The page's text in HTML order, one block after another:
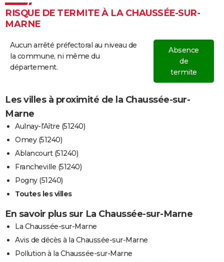
RISQUE DE TERMITE À LA CHAUSSÉE-SUR-
MARNE
Aucun arrêté préfectoral au niveau de
la commune, ni même du
département.
Absence
de
termite
Les villes à proximité de la Chaussée-sur-
Marne
Aulnay-l'Aître (51240)
Omey (51240)
Ablancourt (51240)
Francheville (51240)
Pogny (51240)
Toutes les villes
En savoir plus sur La Chaussée-sur-Marne
La Chaussée-sur-Marne
Avis de décès à la Chaussée-sur-Marne
Pollution à la Chaussée-sur-Marne